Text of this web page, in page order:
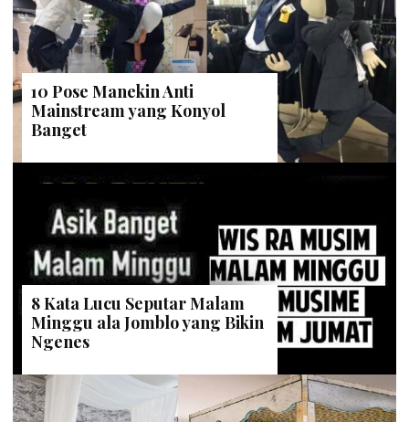
10 Pose Manekin Anti
Mainstream yang Konyol
Banget
8 Kata Lucu Seputar Malam
Minggu ala Jomblo yang Bikin
Ngenes